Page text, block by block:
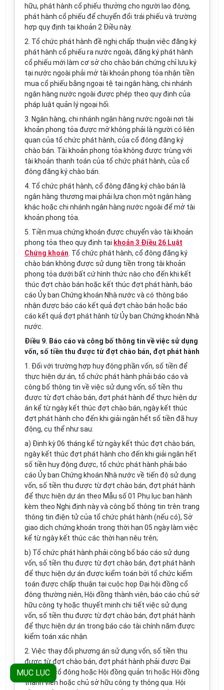
hữu, phát hành cổ phiếu thưởng cho người lao động,
phát hành cổ phiếu để chuyển đổi trái phiếu và trường
hợp quy định tại khoản 2 Điều này.
2. Tổ chức phát hành đề nghị chấp thuận việc đăng ký
phát hành cổ phiếu ra nước ngoài, đăng ký phát hành
cổ phiếu mới làm cơ sở cho chào bán chứng chỉ lưu ký
tại nước ngoài phải mở tài khoản phong tỏa nhận tiền
mua cổ phiếu bằng ngoại tệ tại ngân hàng, chi nhánh
ngân hàng nước ngoài được phép theo quy định của
pháp luật quản lý ngoại hối.
3. Ngân hàng, chi nhánh ngân hàng nước ngoài nơi tài
khoản phong tỏa được mở không phải là người có liên
quan của tổ chức phát hành, của cổ đông đăng ký
chào bán. Tài khoản phong tỏa không được trùng với
tài khoản thanh toán của tổ chức phát hành, của cổ
đông đăng ký chào bán.
4. Tổ chức phát hành, cổ đông đăng ký chào bán là
ngân hàng thương mại phải lựa chọn một ngân hàng
khác hoặc chi nhánh ngân hàng nước ngoài để mở tài
khoản phong tỏa.
5. Tiền mua chứng khoán được chuyển vào tài khoản
phong tỏa theo quy định tại khoản 3 Điều 26 Luật
Chứng khoán . Tổ chức phát hành, cổ đông đăng ký
chào bán không được sử dụng tiền trong tài khoản
phong tỏa dưới bất cứ hình thức nào cho đến khi kết
thúc đợt chào bán hoặc kết thúc đợt phát hành, báo
cáo Ủy ban Chứng khoán Nhà nước và có thông báo
nhận được báo cáo kết quả đợt chào bán hoặc báo
cáo kết quả đợt phát hành từ Ủy ban Chứng khoán Nhà
nước.
Điều 9. Báo cáo và công bố thông tin về việc sử dụng
vốn, số tiền thu được từ đợt chào bán, đợt phát hành
1. Đối với trường hợp huy động phần vốn, số tiền để
thực hiện dự án, tổ chức phát hành phải báo cáo và
công bố thông tin về việc sử dụng vốn, số tiền thu
được từ đợt chào bán, đợt phát hành để thực hiện dự
án kể từ ngày kết thúc đợt chào bán, ngày kết thúc
đợt phát hành cho đến khi giải ngân hết số tiền đã huy
động, cụ thể như sau:
a) Định kỳ 06 tháng kể từ ngày kết thúc đợt chào bán,
ngày kết thúc đợt phát hành cho đến khi giải ngân hết
số tiền huy động được, tổ chức phát hành phải báo
cáo Ủy ban Chứng khoán Nhà nước về tiến độ sử dụng
vốn, số tiền thu được từ đợt chào bán, đợt phát hành
để thực hiện dự án theo Mẫu số 01 Phụ lục ban hành
kèm theo Nghị định này và công bố thông tin trên trang
thông tin điện tử của tổ chức phát hành (nếu có), Sở
giao dịch chứng khoán trong thời hạn 05 ngày làm việc
kể từ ngày kết thúc các thời hạn nêu trên;
b) Tổ chức phát hành phải công bố báo cáo sử dụng
vốn, số tiền thu được từ đợt chào bán, đợt phát hành
để thực hiện dự án được kiểm toán bởi tổ chức kiểm
toán được chấp thuận tại cuộc họp Đại hội đồng cổ
đông thường niên, Hội đồng thành viên, báo cáo chủ sở
hữu công ty hoặc thuyết minh chi tiết việc sử dụng
vốn, số tiền thu được từ đợt chào bán, đợt phát hành
để thực hiện dự án trong báo cáo tài chính năm được
kiểm toán xác nhận.
2. Việc thay đổi phương án sử dụng vốn, số tiền thu
được từ đợt chào bán, đợt phát hành phải được Đại
hội đồng cổ đông hoặc Hội đồng quản trị hoặc Hội đồng
thành viên hoặc chủ sở hữu công ty thông qua. Hội
MỤC LỤC